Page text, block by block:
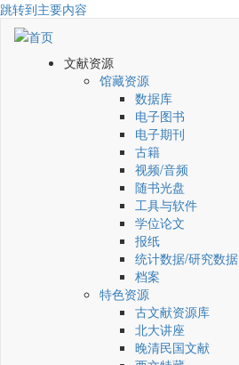
跳转到主要内容
文献资源
馆藏资源
数据库
电子图书
电子期刊
古籍
视频/音频
随书光盘
工具与软件
学位论文
报纸
统计数据/研究数据
档案
特色资源
古文献资源库
北大讲座
晚清民国文献